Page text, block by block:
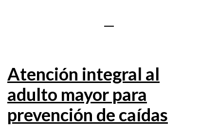
Atención integral al
adulto mayor para
prevención de caídas